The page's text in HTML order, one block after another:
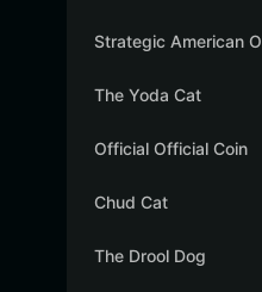
Strategic American
The Yoda Cat
Official Official Coin
Chud Cat
The Drool Dog